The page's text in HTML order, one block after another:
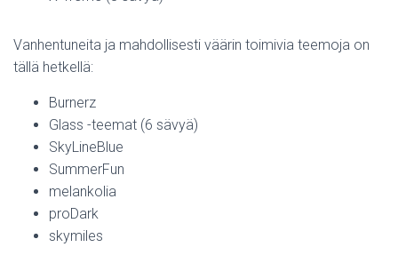
Vanhentuneita ja mahdollisesti väärin toimivia teemoja on
tällä hetkellä:
Burnerz
Glass -teemat (6 sävyä)
SkyLineBlue
SummerFun
melankolia
proDark
skymiles